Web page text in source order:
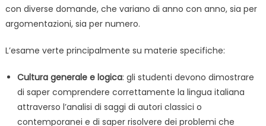
con diverse domande, che variano di anno con anno, sia per
argomentazioni, sia per numero.
L’esame verte principalmente su materie specifiche:
Cultura generale e logica: gli studenti devono dimostrare
di saper comprendere correttamente la lingua italiana
attraverso l’analisi di saggi di autori classici o
contemporanei e di saper risolvere dei problemi che